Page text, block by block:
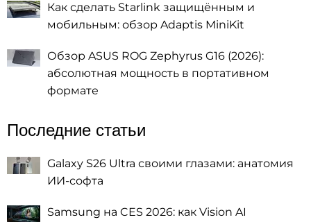
Как сделать Starlink защищённым и
мобильным: обзор Adaptis MiniKit
Обзор ASUS ROG Zephyrus G16 (2026):
абсолютная мощность в портативном
формате
Последние статьи
Galaxy S26 Ultra своими глазами: анатомия
ИИ-софта
Samsung на CES 2026: как Vision AI